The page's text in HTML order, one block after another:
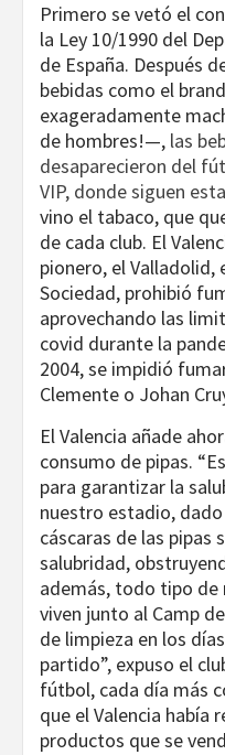
Primero se vetó el
la Ley 10/1990 del
de España. Después
bebidas como el
exageradamente
de hombres!—, las
desaparecieron del
VIP, donde siguen
vino el tabaco, que
de cada club. El
pionero, el Valladolid,
Sociedad, prohibió
aprovechando las
covid durante la
2004, se impidió
Clemente o Johan
El Valencia añade
consumo de pipas.
para garantizar la
nuestro estadio,
cáscaras de las pipas
salubridad,
además, todo tipo de
viven junto al Camp
de limpieza en los
partido”, expuso el
fútbol, cada día más
que el Valencia había
productos que se